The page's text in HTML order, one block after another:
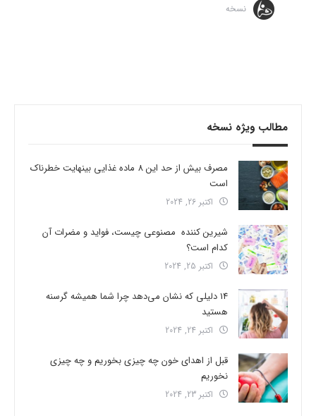
نسخه
مطالب ویژه نسخه
مصرف بیش از حد این 8 ماده غذایی بینهایت خطرناک
است
اکتبر 26, 2024
شیرین کننده مصنوعی چیست، فواید و مضرات آن
کدام است؟
اکتبر 25, 2024
14 دلیلی که نشان می‌دهد چرا شما همیشه گرسنه
هستید
اکتبر 24, 2024
قبل از اهدای خون چه چیزی بخوریم و چه چیزی
نخوریم
اکتبر 23, 2024